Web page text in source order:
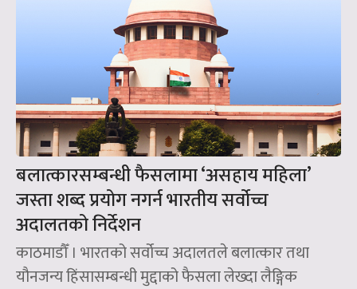
बलात्कारसम्बन्धी फैसलामा ‘असहाय महिला’
जस्ता शब्द प्रयोग नगर्न भारतीय सर्वोच्च
अदालतको निर्देशन
काठमाडौँ । भारतको सर्वोच्च अदालतले बलात्कार तथा
यौनजन्य हिंसासम्बन्धी मुद्दाको फैसला लेख्दा लैङ्गिक